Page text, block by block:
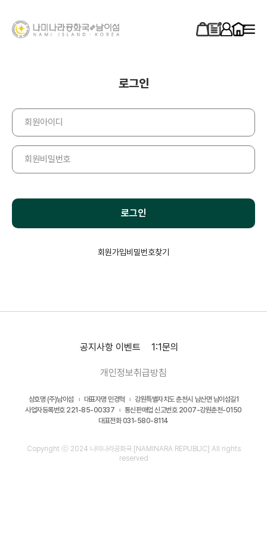
로그인
로그인
회원가입비밀번호찾기
공지사항 이벤트 1:1문의
개인정보취급방침
상호명 (주)남이섬 ︲ 대표자명 민경혁 ︲ 강원특별자치도 춘천시 남산면 남이섬길1
사업자등록번호 221-85-00337 ︲ 통신판매업 신고번호 2007-강원춘천-0150
대표전화 031-580-8114
Copyright ⓒ 2024 나미나라공화국 [NAMINARA REPUBLIC] All rights
reserved